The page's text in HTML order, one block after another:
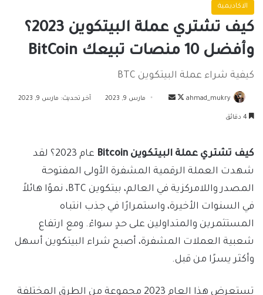
الاكاديمية
كيف تشتري عملة البيتكوين 2023؟
وأفضل 10 منصات تبيعك BitCoin
كيفية شراء عملة البيتكوين BTC
ahmad_mukry
تابعأرسل
مارس 9, 2023 آخر تحديث: مارس 9, 2023
كيف تشتري عملة البيتكوين Bitcoin
عام 2023؟ لقد
شهدت العملة الرقمية المشفرة الأولى المفتوحة
المصدر واللامركزية في العالم، بيتكوين BTC، نموًا هائلاً
في السنوات الأخيرة، واستمرارًا في جذب انتباه
المستثمرين والمتداولين على حدٍ سواءْ. ومع ارتفاع
شعبية العملات المشفرة، أصبح شراء البيتكوين أسهل
وأكثر يسرًا من قبل.
تستعرض هذا العام 2023 مجموعة من الطرق المختلفة